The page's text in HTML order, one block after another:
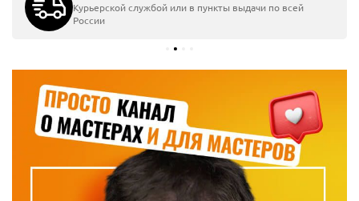
Курьерской службой или в пункты выдачи по всей
России